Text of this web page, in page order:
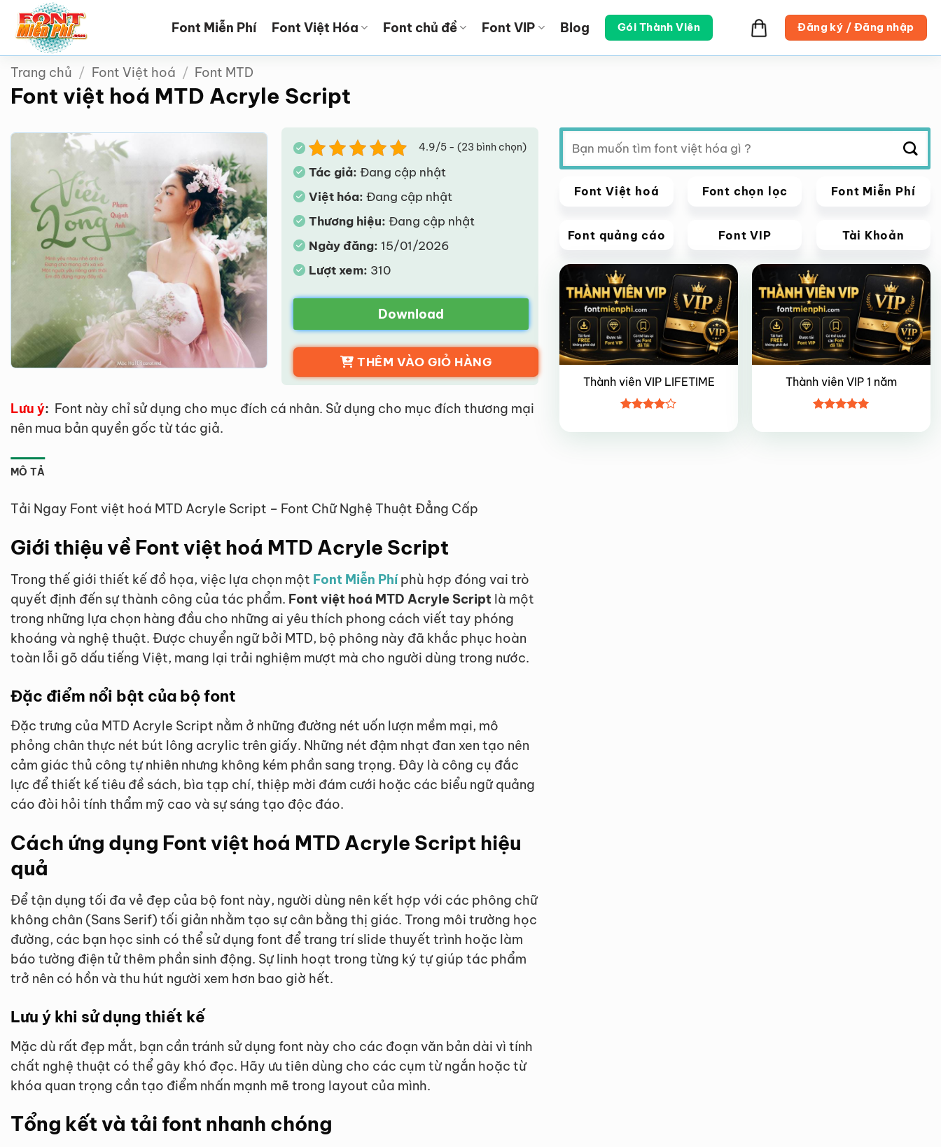
qua
dung
Font Miễn Phí Font Việt Hóa Font chủ đề Font VIP Blog Gói Thành Viên Đăng ký / Đăng nhập
Trang chủ / Font Việt hoá / Font MTD
Font việt hoá MTD Acryle Script
4.9/5 - (23 bình chọn)
Tác giả: Đang cập nhật
Việt hóa: Đang cập nhật
Thương hiệu: Đang cập nhật
Ngày đăng: 15/01/2026
Lượt xem: 310
Download
THÊM VÀO GIỎ HÀNG
Lưu ý: Font này chỉ sử dụng cho mục đích cá nhân. Sử dụng cho mục đích thương mại
nên mua bản quyền gốc từ tác giả.
MÔ TẢ
Tải Ngay Font việt hoá MTD Acryle Script – Font Chữ Nghệ Thuật Đẳng Cấp
Giới thiệu về Font việt hoá MTD Acryle Script
Trong thế giới thiết kế đồ họa, việc lựa chọn một Font Miễn Phíphù hợp đóng vai trò
quyết định đến sự thành công của tác phẩm. Font việt hoá MTD Acryle Script là một
trong những lựa chọn hàng đầu cho những ai yêu thích phong cách viết tay phóng
khoáng và nghệ thuật. Được chuyển ngữ bởi MTD, bộ phông này đã khắc phục hoàn
toàn lỗi gõ dấu tiếng Việt, mang lại trải nghiệm mượt mà cho người dùng trong nước.
Đặc điểm nổi bật của bộ font
Đặc trưng của MTD Acryle Script nằm ở những đường nét uốn lượn mềm mại, mô
phỏng chân thực nét bút lông acrylic trên giấy. Những nét đậm nhạt đan xen tạo nên
cảm giác thủ công tự nhiên nhưng không kém phần sang trọng. Đây là công cụ đắc
lực để thiết kế tiêu đề sách, bìa tạp chí, thiệp mời đám cưới hoặc các biểu ngữ quảng
cáo đòi hỏi tính thẩm mỹ cao và sự sáng tạo độc đáo.
Cách ứng dụng Font việt hoá MTD Acryle Script hiệu
quả
Để tận dụng tối đa vẻ đẹp của bộ font này, người dùng nên kết hợp với các phông chữ
không chân (Sans Serif) tối giản nhằm tạo sự cân bằng thị giác. Trong môi trường học
đường, các bạn học sinh có thể sử dụng font để trang trí slide thuyết trình hoặc làm
báo tường điện tử thêm phần sinh động. Sự linh hoạt trong từng ký tự giúp tác phẩm
trở nên có hồn và thu hút người xem hơn bao giờ hết.
Lưu ý khi sử dụng thiết kế
Mặc dù rất đẹp mắt, bạn cần tránh sử dụng font này cho các đoạn văn bản dài vì tính
chất nghệ thuật có thể gây khó đọc. Hãy ưu tiên dùng cho các cụm từ ngắn hoặc từ
khóa quan trọng cần tạo điểm nhấn mạnh mẽ trong layout của mình.
Tổng kết và tải font nhanh chóng
Tìm
kiếm:
Font Việt hoá Font chọn lọc Font Miễn Phí
Font quảng cáo Font VIP Tài Khoản
Giảm giá!
Thành viên VIP LIFETIME
xếp hạng
Giảm giá!
Thành viên VIP 1 năm
hạng55